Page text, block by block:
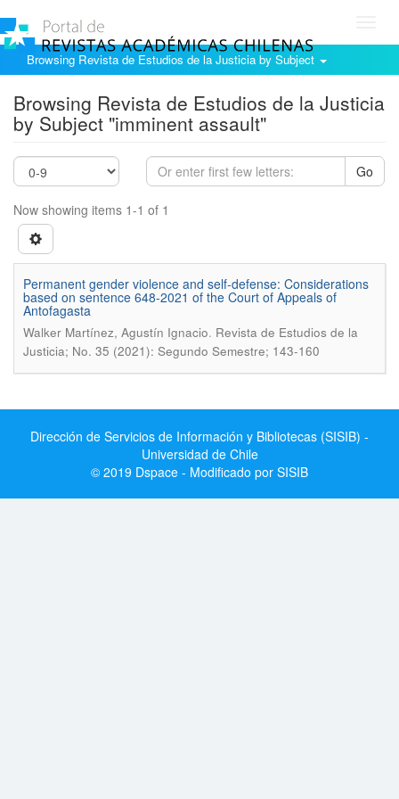
Browsing Revista de Estudios de la Justicia by Subject
Browsing Revista de Estudios de la Justicia
by Subject "imminent assault"
Go
Now showing items 1-1 of 1
Permanent gender violence and self-defense: Considerations
based on sentence 648-2021 of the Court of Appeals of
Antofagasta
Walker Martínez, Agustín Ignacio. Revista de Estudios de la
Justicia; No. 35 (2021): Segundo Semestre; 143-160
Dirección de Servicios de Información y Bibliotecas (SISIB) -
Universidad de Chile
© 2019 Dspace - Modificado por SISIB